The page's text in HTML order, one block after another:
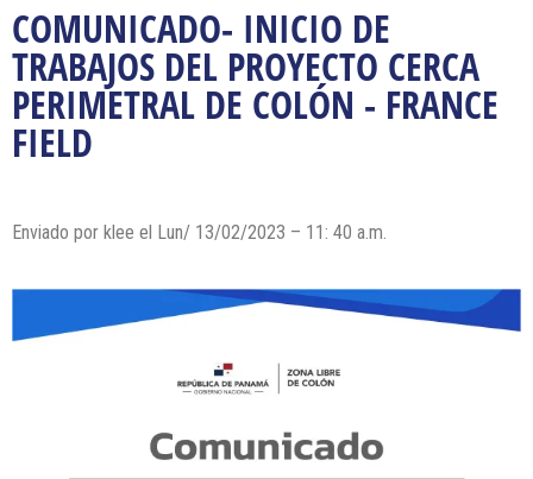
COMUNICADO- INICIO DE
TRABAJOS DEL PROYECTO CERCA
PERIMETRAL DE COLÓN - FRANCE
FIELD
Enviado por klee el Lun/ 13/02/2023 – 11: 40 a.m.